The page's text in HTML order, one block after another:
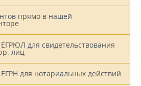
прямо в нашей
для свидетельствования
лиц
для нотариальных действий